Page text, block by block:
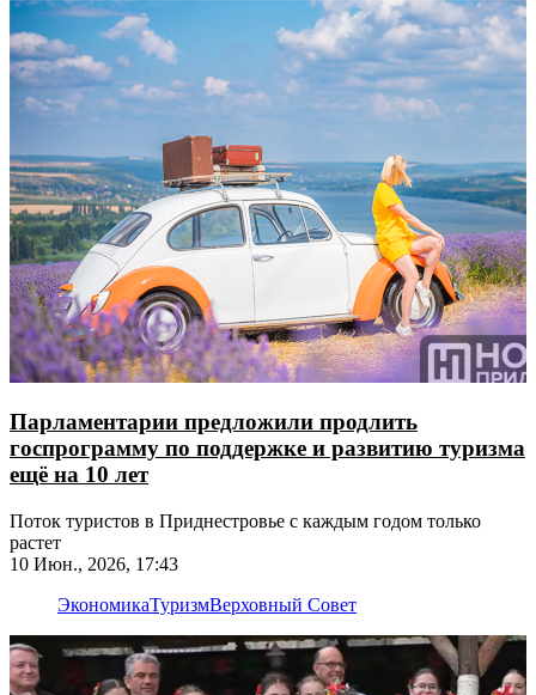
Парламентарии предложили продлить
госпрограмму по поддержке и развитию туризма
ещё на 10 лет
Поток туристов в Приднестровье с каждым годом только
растет
10 Июн., 2026, 17:43
ЭкономикаТуризмВерховный Совет